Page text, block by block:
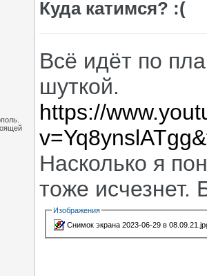
Куда катимся? :(
Всё идёт по
шуткой.
https://
Насколько я
тоже исчезнет.
Изображения
Снимок экрана 2023-06-29 в